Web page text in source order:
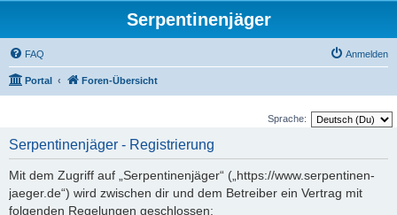
Serpentinenjäger
FAQ Anmelden
Portal Foren-Übersicht
Sprache:
Serpentinenjäger - Registrierung
Mit dem Zugriff auf „Serpentinenjäger“ („https://www.serpentinen-
jaeger.de“) wird zwischen dir und dem Betreiber ein Vertrag mit
folgenden Regelungen geschlossen: